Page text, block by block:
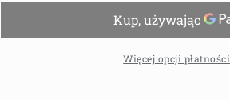
31401
DORADO
31401
RUSZTWięcej opcji płatności